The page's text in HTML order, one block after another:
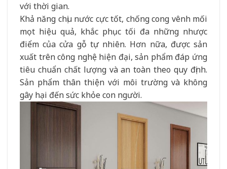
với thời gian.
Khả năng chịu nước cực tốt, chống cong vênh mối
mọt hiệu quả, khắc phục tối đa những nhược
điểm của cửa gỗ tự nhiên. Hơn nữa, được sản
xuất trên công nghệ hiện đại, sản phẩm đáp ứng
tiêu chuẩn chất lượng và an toàn theo quy định.
Sản phẩm thân thiện với môi trường và không
gây hại đến sức khỏe con người.